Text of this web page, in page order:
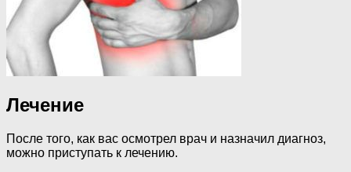
Лечение
После того, как вас осмотрел врач и назначил диагноз,
можно приступать к лечению.